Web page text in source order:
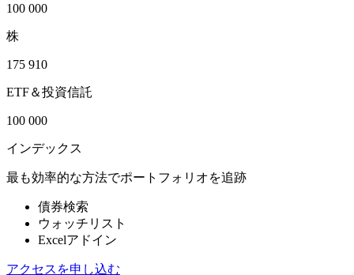
100 000
株
175 910
ETF＆投資信託
100 000
インデックス
最も効率的な方法でポートフォリオを追跡
債券検索
ウォッチリスト
Excelアドイン
アクセスを申し込む